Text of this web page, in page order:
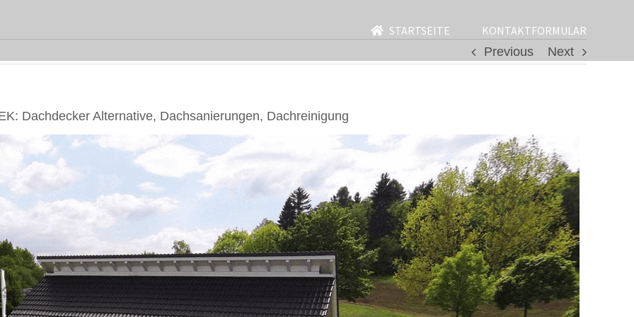
STARTSEITE
KONTAKTFORMULAR
Previous
Next
Dachdecker Alternative, Dachsanierungen, Dachreinigung